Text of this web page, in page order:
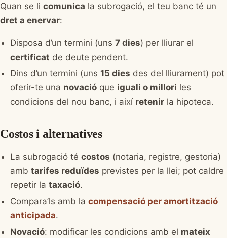
Quan se li comunica la subrogació, el teu banc té un
dret a enervar:
Disposa d’un termini (uns 7 dies) per lliurar el
certificat de deute pendent.
Dins d’un termini (uns 15 dies des del lliurament) pot
oferir-te una novació que iguali o millori les
condicions del nou banc, i així retenir la hipoteca.
Costos i alternatives
La subrogació té costos (notaria, registre, gestoria)
amb tarifes reduïdes previstes per la llei; pot caldre
repetir la taxació.
Compara’ls amb la compensació per amortització
anticipada.
Novació: modificar les condicions amb el mateix